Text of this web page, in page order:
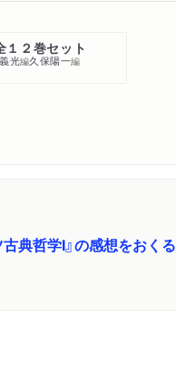
２巻セット
光編久保陽一編
哲学Ⅰ』の感想をおくる